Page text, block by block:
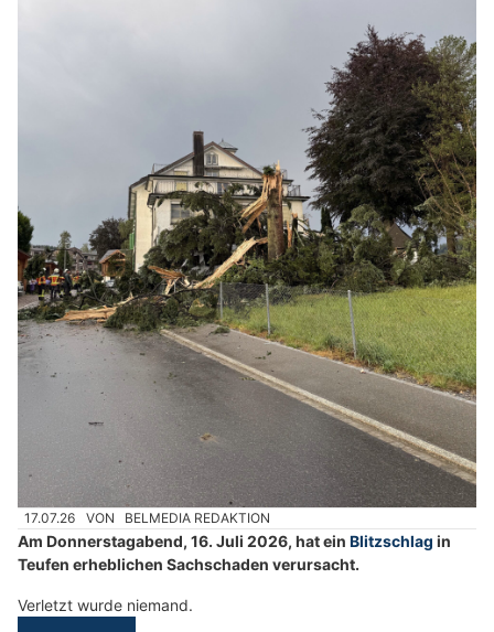
17.07.26 VON BELMEDIA REDAKTION
Am Donnerstagabend, 16. Juli 2026, hat ein Blitzschlag in
Teufen erheblichen Sachschaden verursacht.
Verletzt wurde niemand.